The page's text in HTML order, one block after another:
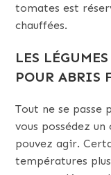
tomates est
chauffées.
LES
POUR ABRIS
Tout ne se passe
vous possédez
pouvez agir.
températures